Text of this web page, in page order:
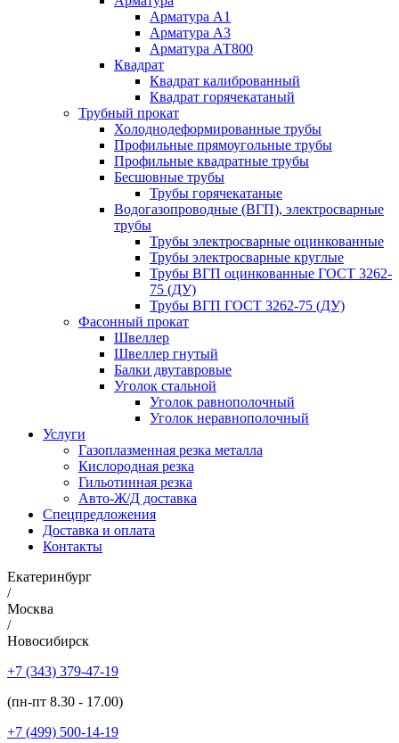
Арматура А1
Арматура А3
Арматура АТ800
Квадрат
Квадрат калиброванный
Квадрат горячекатаный
Трубный прокат
Холоднодеформированные трубы
Профильные прямоугольные трубы
Профильные квадратные трубы
Бесшовные трубы
Трубы горячекатаные
Водогазопроводные (ВГП), электросварные
трубы
Трубы электросварные оцинкованные
Трубы электросварные круглые
Трубы ВГП оцинкованные ГОСТ 3262-
75 (ДУ)
Трубы ВГП ГОСТ 3262-75 (ДУ)
Фасонный прокат
Швеллер
Швеллер гнутый
Балки двутавровые
Уголок стальной
Уголок равнополочный
Уголок неравнополочный
Услуги
Газоплазменная резка металла
Кислородная резка
Гильотинная резка
Авто-Ж/Д доставка
Спецпредложения
Доставка и оплата
Контакты
Екатеринбург
/
Москва
/
Новосибирск
+7 (343) 379-47-19
(пн-пт 8.30 - 17.00)
+7 (499) 500-14-19